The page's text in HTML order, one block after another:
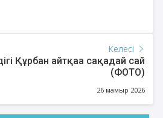
Келесі
Құрбан айтқаа сақадай сай
(ФОТО)
26 мамыр 2026